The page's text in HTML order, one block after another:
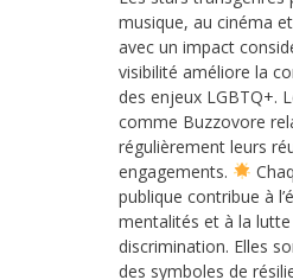
musique, au cinéma
avec un impact
visibilité améliore la
des enjeux LGBTQ+.
comme Buzzovore
régulièrement leurs
engagements.
publique contribue à
mentalités et à la
discrimination. Elles
des symboles de